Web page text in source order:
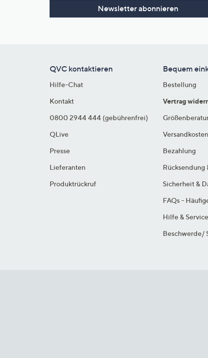
Newsletter abonnieren
QVC kontaktieren
Hilfe-Chat
Kontakt
0800 2944 444 (gebührenfrei)
QLive
Presse
Lieferanten
Produktrückruf
Bequem
Bestellung
Vertrag
Bezahlung
Rücksendung
Sicherheit &
FAQs -
Hilfe & Service
Beschwerde/